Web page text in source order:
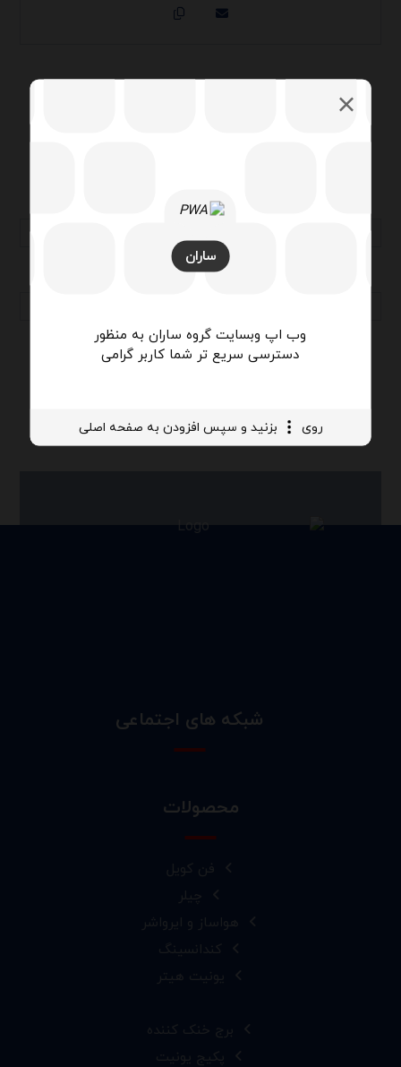
ساران
وب اپ وبسایت گروه ساران به منظور
دسترسی سریع تر شما کاربر گرامی
روی بزنید و سپس افزودن به صفحه اصلی
شبکه های اجتماعی
محصولات
فن کویل
چیلر
هواساز و ایرواشر
کندانسینگ
یونیت هیتر
برج خنک کننده
پکیج یونیت